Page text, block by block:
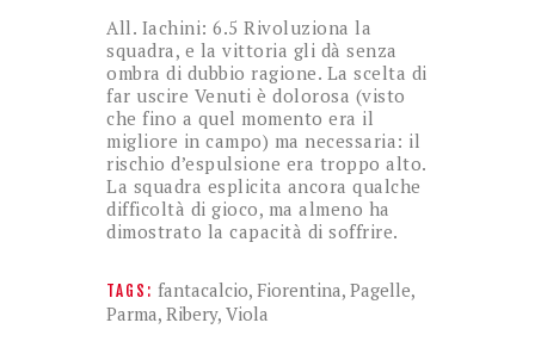
All. Iachini: 6.5 Rivoluziona la
squadra, e la vittoria gli dà senza
ombra di dubbio ragione. La scelta di
far uscire Venuti è dolorosa (visto
che fino a quel momento era il
migliore in campo) ma necessaria: il
rischio d’espulsione era troppo alto.
La squadra esplicita ancora qualche
difficoltà di gioco, ma almeno ha
dimostrato la capacità di soffrire.
TAGS: fantacalcio, Fiorentina, Pagelle,
Parma, Ribery, Viola